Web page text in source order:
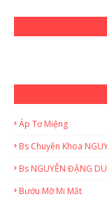
Áp Tơ Miệng
Bs Chuyên Khoa
Bs NGUYỄN ĐẶNG
Bướu Mỡ Mi Mắt